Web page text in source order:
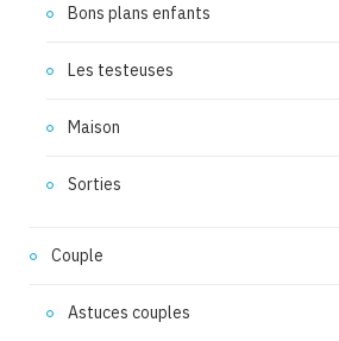
Bons plans enfants
Les testeuses
Maison
Sorties
Couple
Astuces couples